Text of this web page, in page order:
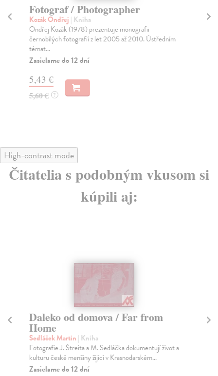
Fotograf / Photographer
Kozák Ondřej | Kniha
Ondřej Kozák (1978) prezentuje monografii
černobílých fotografií z let 2005 až 2010. Ústředním
témat...
Zasielame do 12 dní
5,43 €
5,60 € ?
High-contrast mode
Čitatelia s podobným vkusom si
kúpili aj:
Daleko od domova / Far from
Home
Sedláček Martin | Kniha
Fotografie J. Štreita a M. Sedláčka dokumentují život a
kulturu české menšiny žijící v Krasnodarském...
Zasielame do 12 dní